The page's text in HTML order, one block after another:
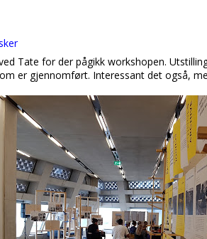
Tate for der pågikk workshopen.
er gjennomført. Interessant det også,